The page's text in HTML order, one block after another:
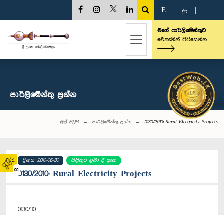
02
E த
මගේ පාර්ලිමේන්තුව
මෙතැනින් පිවිසෙන්න
පාර්ලි‌මේන්තු‌ ප්‍රශ්න
මුල් පිටුව පාර්ලි‌මේන්තු‌ ප්‍රශ්න 0130/2010: Rural Electricity Projects
දිනය: 2010-06-30 පිළිතුර ලබා දී ඇත
0130/2010: Rural Electricity Projects
0130/'10